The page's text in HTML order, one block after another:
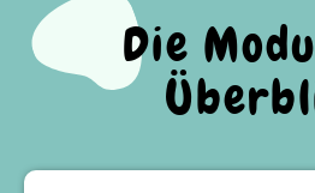
Die